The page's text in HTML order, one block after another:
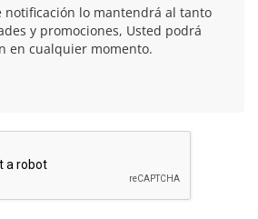
notificación lo mantendrá al tanto
y promociones, Usted podrá
en cualquier momento.